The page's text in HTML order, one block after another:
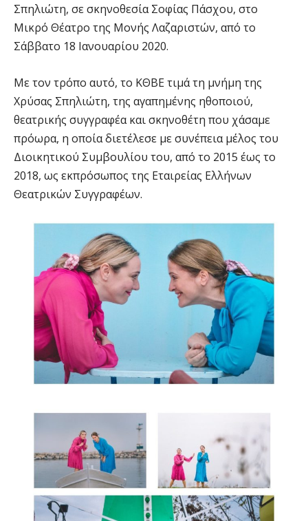
Σπηλιώτη, σε σκηνοθεσία Σοφίας Πάσχου, στο
Μικρό Θέατρο της Μονής Λαζαριστών, από το
Σάββατο 18 Ιανουαρίου 2020.
Με τον τρόπο αυτό, το ΚΘΒΕ τιμά τη μνήμη της
Χρύσας Σπηλιώτη, της αγαπημένης ηθοποιού,
θεατρικής συγγραφέα και σκηνοθέτη που χάσαμε
πρόωρα, η οποία διετέλεσε με συνέπεια μέλος του
Διοικητικού Συμβουλίου του, από το 2015 έως το
2018, ως εκπρόσωπος της Εταιρείας Ελλήνων
Θεατρικών Συγγραφέων.